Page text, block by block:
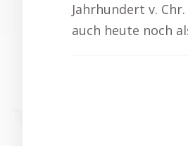
Jahrhundert v.
auch heute noch